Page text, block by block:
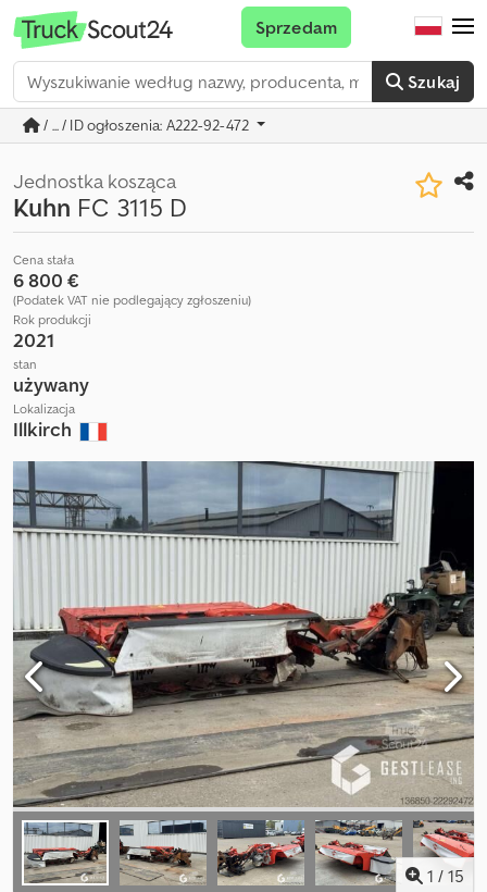
Szukaj
Sprzedam
/ ... / ID ogłoszenia: A222-92-472
Jednostka kosząca
Kuhn FC 3115 D
Cena stała
6 800 €
(Podatek VAT nie podlegający zgłoszeniu)
Rok produkcji
2021
stan
używany
Lokalizacja
Illkirch
1 / 15